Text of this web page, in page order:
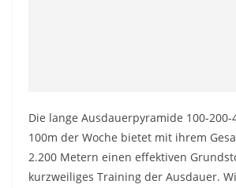
Die lange Ausdauerpyramide 100-200-
100m der Woche bietet mit ihrem
2.200 Metern einen effektiven
kurzweiliges Training der Ausdauer.